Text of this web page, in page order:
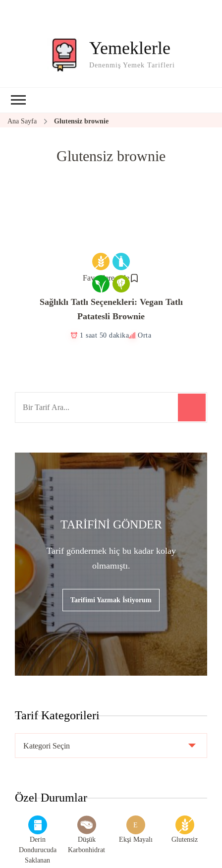
Yemeklerle
Denenmiş Yemek Tarifleri
Ana Sayfa Glutensiz brownie
Glutensiz brownie
Favorilere ekle
Sağlıklı Tatlı Seçenekleri: Vegan Tatlı
Patatesli Brownie
1 saat 50 dakika Orta
TARİFİNİ GÖNDER
Tarif göndermek hiç bu kadar kolay
olmamıştı.
Tarifimi Yazmak İstiyorum
Tarif Kategorileri
Kategorileri
Özel Durumlar
Derin
Dondurucuda
Saklanan
Düşük
Karbonhidrat
E
Ekşi Mayalı Glutensiz